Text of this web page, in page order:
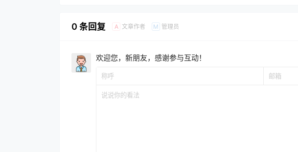
0 条回复 A 文章作者 M 管理员
欢迎您，新朋友，感谢参与互动！